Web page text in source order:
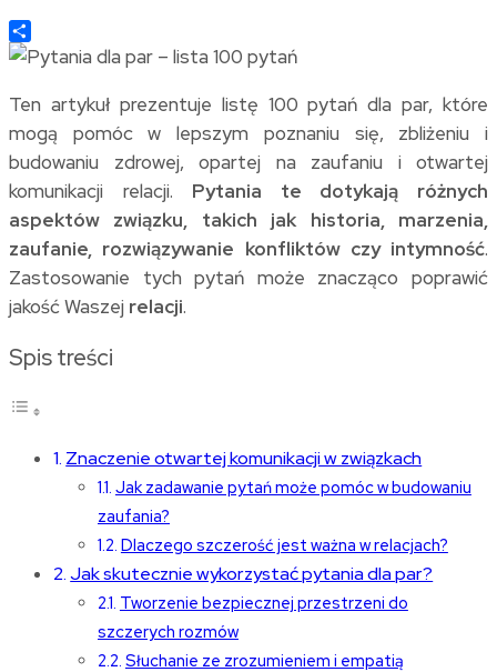
Share
Ten artykuł prezentuje listę 100 pytań dla par, które
mogą pomóc w lepszym poznaniu się, zbliżeniu i
budowaniu zdrowej, opartej na zaufaniu i otwartej
komunikacji relacji. Pytania te dotykają różnych
aspektów związku, takich jak historia, marzenia,
zaufanie, rozwiązywanie konfliktów czy intymność.
Zastosowanie tych pytań może znacząco poprawić
jakość Waszej relacji.
Spis treści
Znaczenie otwartej komunikacji w związkach
Jak zadawanie pytań może pomóc w budowaniu
zaufania?
Dlaczego szczerość jest ważna w relacjach?
Jak skutecznie wykorzystać pytania dla par?
Tworzenie bezpiecznej przestrzeni do
szczerych rozmów
Słuchanie ze zrozumieniem i empatią